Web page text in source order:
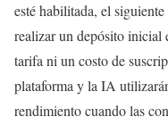
esté habilitada, el
realizar un depósito inicial
tarifa ni un costo de
plataforma y la IA
rendimiento cuando las